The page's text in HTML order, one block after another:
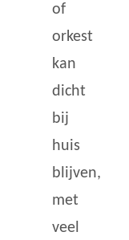
of
orkest
kan
dicht
bij
huis
blijven,
met
veel